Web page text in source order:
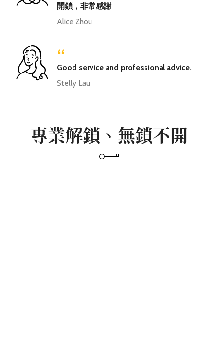
開鎖，非常感謝
Alice Zhou
“
Good service and professional advice.
Stelly Lau
專業解鎖、無鎖不開